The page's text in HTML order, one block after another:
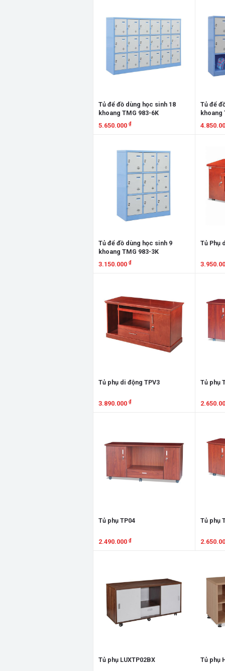
Tủ để đồ dùng học sinh 18
khoang TMG 983-6K
5.650.000 ₫
Tủ để
khoang
Tủ để đồ dùng học sinh 9
khoang TMG 983-3K
3.150.000 ₫
Tủ Phụ
Tủ phụ di động TPV3
3.890.000 ₫
Tủ phụ
Tủ phụ TP04
2.490.000 ₫
Tủ phụ
Tủ phụ LUXTP02BX Tủ phụ